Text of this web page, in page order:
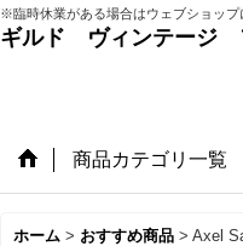
※臨時休業がある場合はウェブショップ
ギルド ヴィンテージ
商品カテゴリ一覧
ホーム > おすすめ商品 > Axel